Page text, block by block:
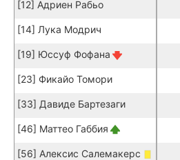
[12] Адриен Рабьо
[14] Лука Модрич
[19] Юссуф Фофана
[23] Фикайо Томори
[33] Давиде Бартезаги
[46] Маттео Габбия
[56] Алексис Салемакерс